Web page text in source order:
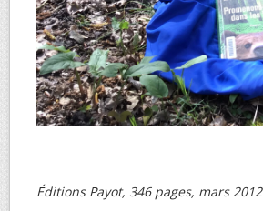
Éditions Payot, 346 pages, mars 2012